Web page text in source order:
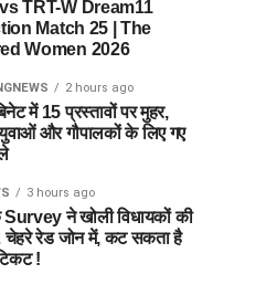
TRT-W Dream11
Match 25 | The
Women 2026
2 hours ago
में 15 प्रस्तावों पर मुहर,
और गौपालकों के लिए गए
3 hours ago
ने खोली विधायकों की
चेहरे रेड जोन में, कट सकता है
!